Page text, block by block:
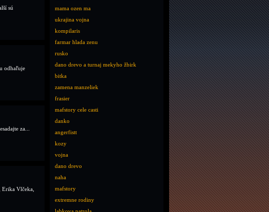
sú
odhaľuje
za...
Erika Vlčeka,
mama ozen ma
ukrajina vojna
kompilaris
farmar hlada zenu
rusko
dano drevo a turnaj mekyho žbirk
bitka
zamena manzeliek
frasier
mafstory cele casti
danko
angerfistt
kozy
vojna
dano drevo
naha
mafstory
extremne rodiny